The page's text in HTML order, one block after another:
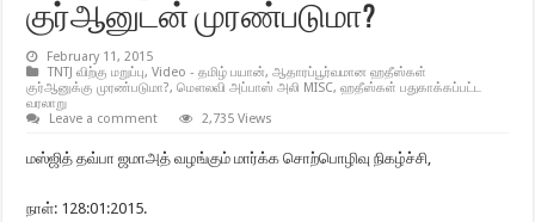
குர்ஆனுடன் முரண்படுமா?
February 11, 2015
TNTJ விற்கு மறுப்பு,Video - தமிழ் பயான்,ஆதாரப்பூர்வமான ஹதீஸ்கள்
குர்ஆனுக்கு முரண்படுமா?,மௌலவி அப்பாஸ் அலி MISC,ஹதீஸ்கள் பதுகாக்கப்பட்ட
வரலாறு
Leave a comment
2,735 Views
மஸ்ஜித் தவ்பா ஜமாஅத் வழங்கும் மார்க்க சொற்பொழிவு நிகழ்ச்சி,
நாள்: 128:01:2015.